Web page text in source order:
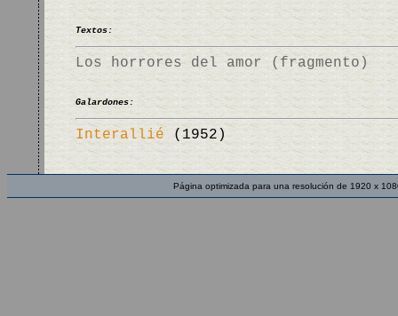
Textos:
Los horrores del amor (fragmento)
Galardones:
Interallié (1952)
Página optimizada para una resolución de 1920 x